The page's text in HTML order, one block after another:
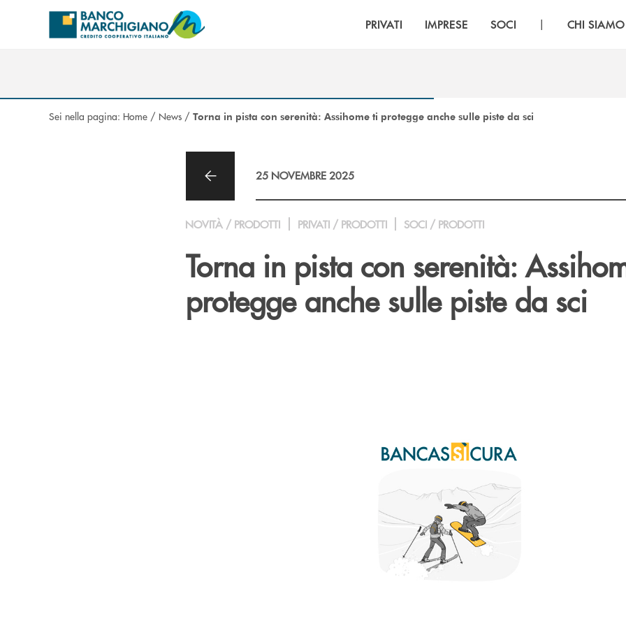
Salta al contenuto principale
PRIVATI IMPRESE SOCI | CHI SIAMO
Sei nella pagina: Home / News / Torna in pista con serenità: Assihome ti protegge anche sulle piste da sci
25 NOVEMBRE 2025
NOVITÀ / PRODOTTI PRIVATI / PRODOTTI SOCI / PRODOTTI
Torna in pista con serenità:
protegge anche sulle piste da sci